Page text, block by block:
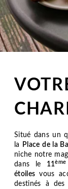
Situé dans un
la
Place de la
niche notre
dans le
11ème
étoiles vous
destinés à